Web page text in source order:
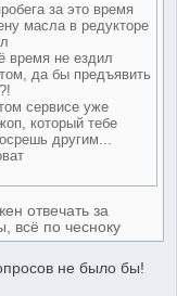
за это время
масла в редукторе
время не ездил
да бы предъявить
сервисе уже
который тебе
другим...
отвечать за
всё по чесноку
не было бы!